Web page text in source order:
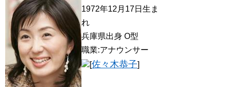
1972年12月17日生ま
れ
兵庫県出身 O型
職業:アナウンサー
[佐々木恭子]